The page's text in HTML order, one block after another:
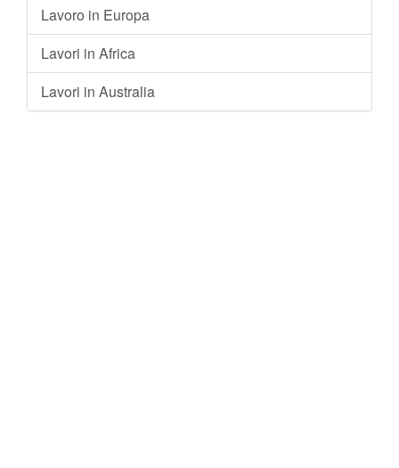
Lavoro in Europa
Lavori in Africa
Lavori in Australia